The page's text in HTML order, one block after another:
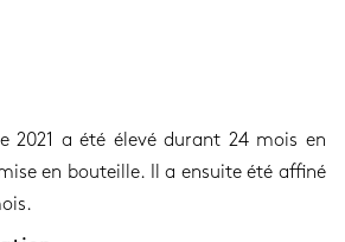
2021 a été élevé durant 24 mois en
en bouteille. Il a ensuite été affiné